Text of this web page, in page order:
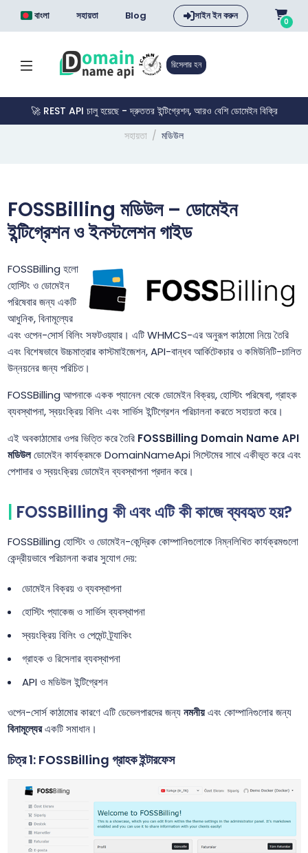
বাংলা সহায়তা Blog সাইন ইন করুন 0
রিসেলার হন
🚀 REST API চালু হয়েছে - দ্রুততর ইন্টিগ্রেশন, আরও বেশি ডোমেইন বিক্রি
সহায়তা
মডিউল
FOSSBilling মডিউল – ডোমেইন
ইন্টিগ্রেশন ও ইনস্টলেশন গাইড
FOSSBilling হলো
হোস্টিং ও ডোমেইন
পরিষেবার জন্য একটি
আধুনিক, বিনামূল্যের
এবং ওপেন-সোর্স বিলিং সফটওয়্যার। এটি WHMCS-এর অনুরূপ কাঠামো নিয়ে তৈরি
এবং বিশেষভাবে উচ্চমাত্রার কাস্টমাইজেশন, API-বান্ধব আর্কিটেকচার ও কমিউনিটি-চালিত
উন্নয়নের জন্য পরিচিত।
FOSSBilling আপনাকে একক প্যানেল থেকে ডোমেইন বিক্রয়, হোস্টিং পরিষেবা, গ্রাহক
ব্যবস্থাপনা, স্বয়ংক্রিয় বিলিং এবং সার্ভিস ইন্টিগ্রেশন পরিচালনা করতে সহায়তা করে।
এই অবকাঠামোর ওপর ভিত্তি করে তৈরি FOSSBilling Domain Name API
মডিউলডোমেইন কার্যক্রমকে DomainNameApi সিস্টেমের সাথে একীভূত করে এবং
পেশাদার ও স্বয়ংক্রিয় ডোমেইন ব্যবস্থাপনা প্রদান করে।
FOSSBilling কী এবং এটি কী কাজে ব্যবহৃত হয়?
FOSSBilling হোস্টিং ও ডোমেইন-কেন্দ্রিক কোম্পানিগুলোকে নিম্নলিখিত কার্যক্রমগুলো
কেন্দ্রীয়ভাবে পরিচালনা করার সুযোগ দেয়:
ডোমেইন বিক্রয় ও ব্যবস্থাপনা
হোস্টিং প্যাকেজ ও সার্ভিস ব্যবস্থাপনা
স্বয়ংক্রিয় বিলিং ও পেমেন্ট ট্র্যাকিং
গ্রাহক ও রিসেলার ব্যবস্থাপনা
API ও মডিউল ইন্টিগ্রেশন
ওপেন-সোর্স কাঠামোর কারণে এটি ডেভেলপারদের জন্যনমনীয়এবং কোম্পানিগুলোর জন্য
বিনামূল্যেরএকটি সমাধান।
চিত্র 1: FOSSBilling গ্রাহক ইন্টারফেস